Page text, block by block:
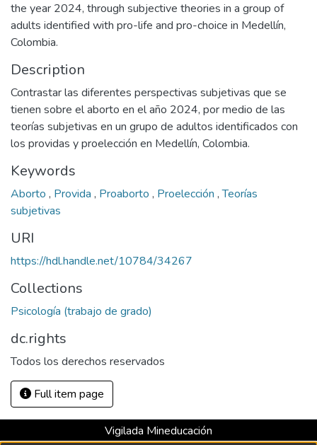
the year 2024, through subjective theories in a group of
adults identified with pro-life and pro-choice in Medellín,
Colombia.
Description
Contrastar las diferentes perspectivas subjetivas que se
tienen sobre el aborto en el año 2024, por medio de las
teorías subjetivas en un grupo de adultos identificados con
los providas y proelección en Medellín, Colombia.
Keywords
Aborto , Provida , Proaborto , Proelección ,Teorías
subjetivas
URI
https://hdl.handle.net/10784/34267
Collections
Psicología (trabajo de grado)
dc.rights
Todos los derechos reservados
Full item page
Vigilada Mineducación